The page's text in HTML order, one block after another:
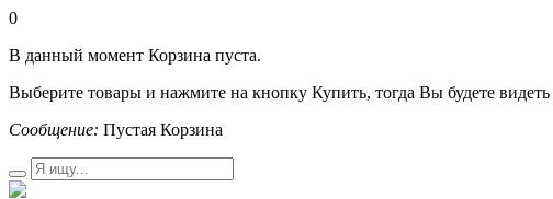
0
В данный момент Корзина пуста.
Выберите товары и нажмите на кнопку Купить, тогда Вы будете
Сообщение: Пустая Корзина